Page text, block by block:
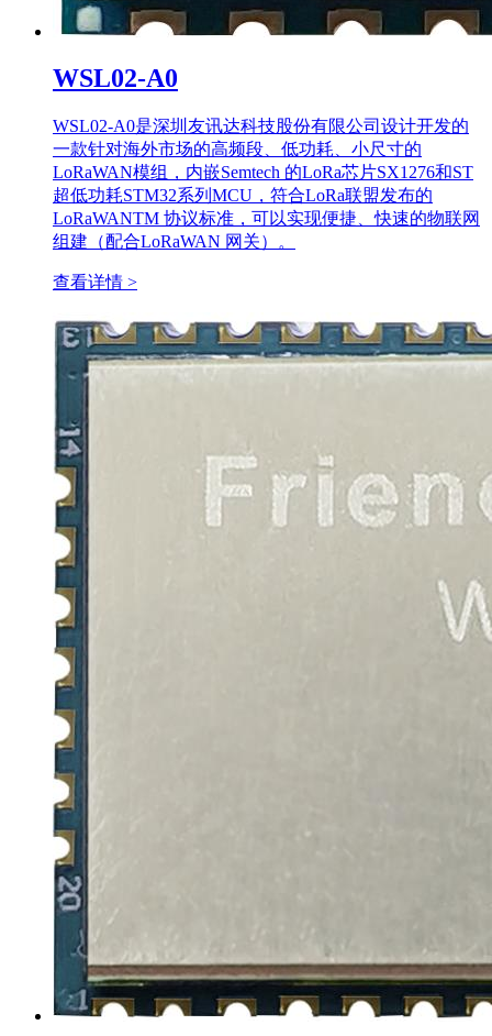
WSL02-A0
WSL02-A0是深圳友讯达科技股份有限公司设计开发的
一款针对海外市场的高频段、低功耗、小尺寸的
LoRaWAN模组，内嵌Semtech 的LoRa芯片SX1276和ST
超低功耗STM32系列MCU，符合LoRa联盟发布的
LoRaWANTM 协议标准，可以实现便捷、快速的物联网
组建（配合LoRaWAN 网关）。
查看详情 >